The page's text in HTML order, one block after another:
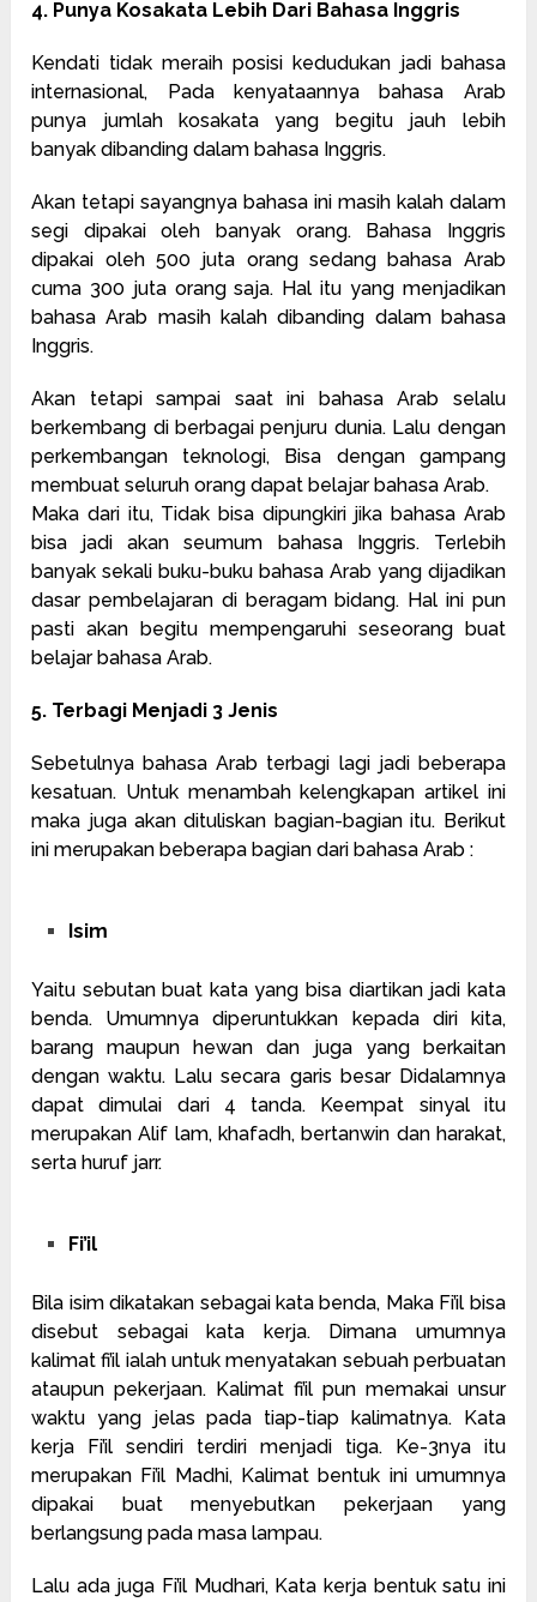
4. Punya Kosakata Lebih Dari Bahasa Inggris
Kendati tidak meraih posisi kedudukan jadi bahasa
internasional, Pada kenyataannya bahasa Arab
punya jumlah kosakata yang begitu jauh lebih
banyak dibanding dalam bahasa Inggris.
Akan tetapi sayangnya bahasa ini masih kalah dalam
segi dipakai oleh banyak orang. Bahasa Inggris
dipakai oleh 500 juta orang sedang bahasa Arab
cuma 300 juta orang saja. Hal itu yang menjadikan
bahasa Arab masih kalah dibanding dalam bahasa
Inggris.
Akan tetapi sampai saat ini bahasa Arab selalu
berkembang di berbagai penjuru dunia. Lalu dengan
perkembangan teknologi, Bisa dengan gampang
membuat seluruh orang dapat belajar bahasa Arab.
Maka dari itu, Tidak bisa dipungkiri jika bahasa Arab
bisa jadi akan seumum bahasa Inggris. Terlebih
banyak sekali buku-buku bahasa Arab yang dijadikan
dasar pembelajaran di beragam bidang. Hal ini pun
pasti akan begitu mempengaruhi seseorang buat
belajar bahasa Arab.
5. Terbagi Menjadi 3 Jenis
Sebetulnya bahasa Arab terbagi lagi jadi beberapa
kesatuan. Untuk menambah kelengkapan artikel ini
maka juga akan dituliskan bagian-bagian itu. Berikut
ini merupakan beberapa bagian dari bahasa Arab :
Isim
Yaitu sebutan buat kata yang bisa diartikan jadi kata
benda. Umumnya diperuntukkan kepada diri kita,
barang maupun hewan dan juga yang berkaitan
dengan waktu. Lalu secara garis besar Didalamnya
dapat dimulai dari 4 tanda. Keempat sinyal itu
merupakan Alif lam, khafadh, bertanwin dan harakat,
serta huruf jarr.
Fi’il
Bila isimdikatakan sebagai kata benda, Maka Fi’il bisa
disebut sebagai kata kerja. Dimana umumnya
kalimat fi’il ialah untuk menyatakan sebuah perbuatan
ataupun pekerjaan. Kalimat fi’il pun memakai unsur
waktu yang jelas pada tiap-tiap kalimatnya. Kata
kerja Fi’il sendiri terdiri menjadi tiga. Ke-3nya itu
merupakan Fi’il Madhi, Kalimat bentuk ini umumnya
dipakai buat menyebutkan pekerjaan yang
berlangsung pada masa lampau.
Lalu ada juga Fi’il Mudhari, Kata kerja bentuk satu ini